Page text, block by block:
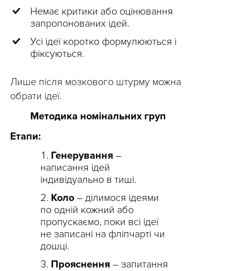
Немає критики або оцінювання
запропонованих ідей.
Усі ідеї коротко формулюються і
фіксуються.
Лише після мозкового штурму можна
обрати ідеї.
Методика номінальних груп
Етапи:
Генерування –
написання ідей
індивідуально в тиші.
Коло – ділимося ідеями
по одній кожний або
пропускаємо, поки всі ідеї
не записані на фліпчарті чи
дошці.
Прояснення – запитання